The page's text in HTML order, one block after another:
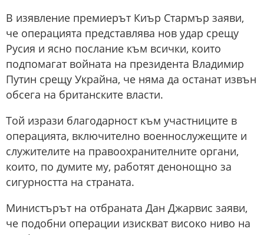
В изявление премиерът Киър Стармър заяви,
че операцията представлява нов удар срещу
Русия и ясно послание към всички, които
подпомагат войната на президента Владимир
Путин срещу Украйна, че няма да останат извън
обсега на британските власти.
Той изрази благодарност към участниците в
операцията, включително военнослужещите и
служителите на правоохранителните органи,
които, по думите му, работят денонощно за
сигурността на страната.
Министърът на отбраната Дан Джарвис заяви,
че подобни операции изискват високо ниво на